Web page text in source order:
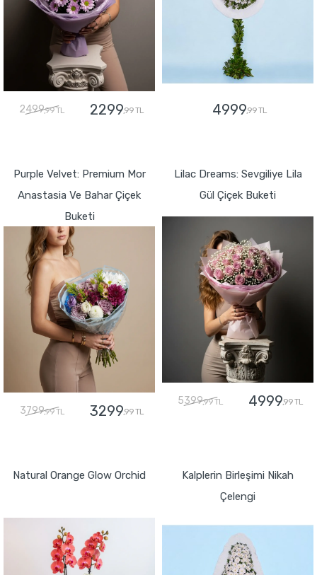
2499,99 TL 2299,99 TL 4999,99 TL
Purple Velvet: Premium Mor
Anastasia Ve Bahar Çiçek
Buketi
3799,99 TL 3299,99 TL
Lilac Dreams: Sevgiliye Lila
Gül Çiçek Buketi
5399,99 TL 4999,99 TL
Natural Orange Glow Orchid
Kalplerin Birleşimi Nikah
Çelengi